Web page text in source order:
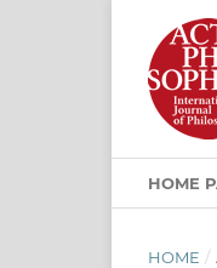
HOME
HOME /